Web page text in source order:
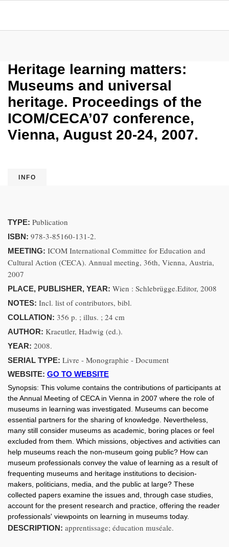
Heritage learning matters:
Museums and universal
heritage. Proceedings of the
ICOM/CECA’07 conference,
Vienna, August 20-24, 2007.
INFO
TYPE: Publication
ISBN: 978-3-85160-131-2.
MEETING: ICOM International Committee for Education and
Cultural Action (CECA). Annual meeting, 36th, Vienna, Austria,
2007
PLACE, PUBLISHER, YEAR: Wien : Schlebrügge.Editor, 2008
NOTES: Incl. list of contributors, bibl.
COLLATION: 356 p. ; illus. ; 24 cm
AUTHOR: Kraeutler, Hadwig (ed.).
YEAR: 2008.
SERIAL TYPE: Livre - Monographie - Document
WEBSITE: GO TO WEBSITE
Synopsis: This volume contains the contributions of participants at
the Annual Meeting of CECA in Vienna in 2007 where the role of
museums in learning was investigated. Museums can become
essential partners for the sharing of knowledge. Nevertheless,
many still consider museums as academic, boring places or feel
excluded from them. Which missions, objectives and activities can
help museums reach the non-museum going public? How can
museum professionals convey the value of learning as a result of
frequenting museums and heritage institutions to decision-
makers, politicians, media, and the public at large? These
collected papers examine the issues and, through case studies,
account for the present research and practice, offering the reader
professionals' viewpoints on learning in museums today.
DESCRIPTION: apprentissage; éducation muséale.